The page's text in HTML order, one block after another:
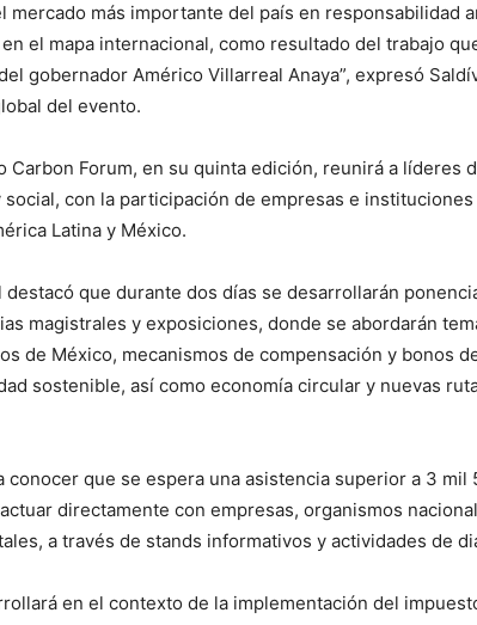
mercado más importante del país en responsabilidad
el mapa internacional, como resultado del trabajo
gobernador Américo Villarreal Anaya”, expresó
del evento.
Carbon Forum, en su quinta edición, reunirá a líderes
social, con la participación de empresas e
Latina y México.
destacó que durante dos días se desarrollarán
magistrales y exposiciones, donde se abordarán
de México, mecanismos de compensación y bonos
sostenible, así como economía circular y nuevas
conocer que se espera una asistencia superior a 3 mil
directamente con empresas, organismos
a través de stands informativos y actividades de
en el contexto de la implementación del